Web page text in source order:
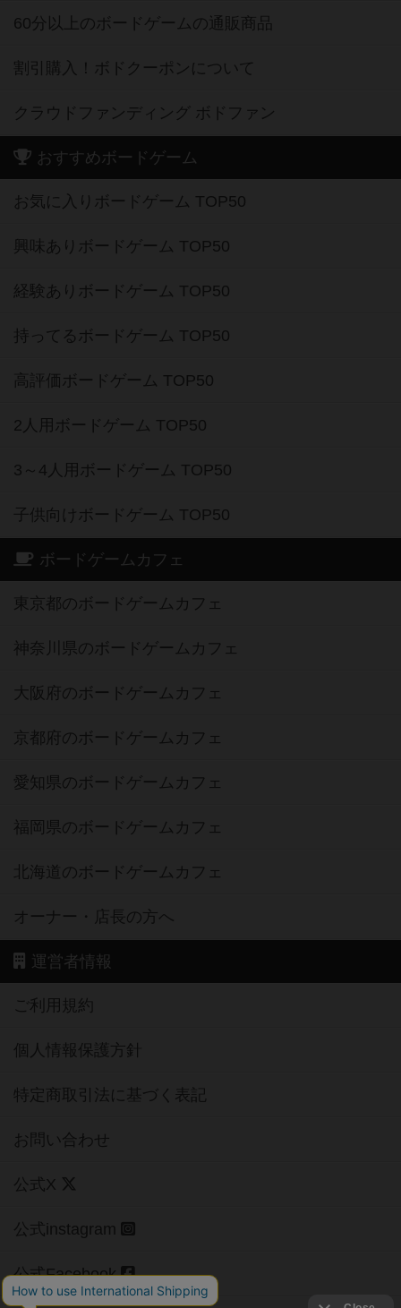
60分以上のボードゲームの通販商品
割引購入！ボドクーポンについて
クラウドファンディング ボドファン
おすすめボードゲーム
お気に入りボードゲーム TOP50
興味ありボードゲーム TOP50
経験ありボードゲーム TOP50
持ってるボードゲーム TOP50
高評価ボードゲーム TOP50
2人用ボードゲーム TOP50
3～4人用ボードゲーム TOP50
子供向けボードゲーム TOP50
ボードゲームカフェ
東京都のボードゲームカフェ
神奈川県のボードゲームカフェ
大阪府のボードゲームカフェ
京都府のボードゲームカフェ
愛知県のボードゲームカフェ
福岡県のボードゲームカフェ
北海道のボードゲームカフェ
オーナー・店長の方へ
運営者情報
ご利用規約
個人情報保護方針
特定商取引法に基づく表記
お問い合わせ
公式X
公式instagram
公式Facebook